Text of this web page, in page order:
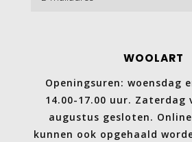
WOOLART
Openingsuren: woensdag
14.00-17.00 uur. Zaterdag
augustus gesloten.
kunnen ook opgehaald